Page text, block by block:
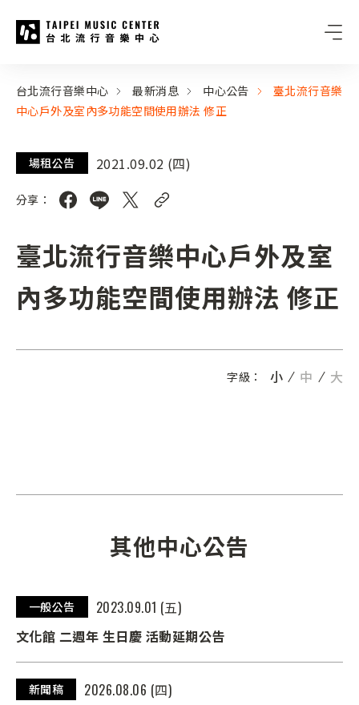
:::
台北流行音樂中心 最新消息 中心公告
臺北流行音樂
中心戶外及室內多功能空間使用辦法 修正
場租公告 2021.09.02 (四)
分享：
臺北流行音樂中心戶外及室
內多功能空間使用辦法 修正
字級： 小 中 大
其他中心公告
一般公告
2023.09.01 (五)
文化館 二週年 生日慶 活動延期公告
新聞稿
2026.08.06 (四)